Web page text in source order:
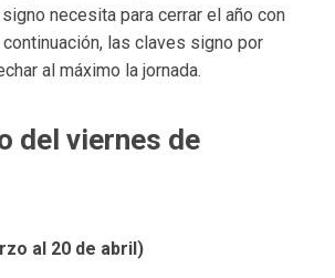
necesita para cerrar el año con
las claves signo por
al máximo la jornada.
del viernes de
al 20 de abril)